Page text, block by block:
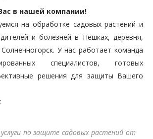
в нашей компании!
на обработке садовых растений и
и болезней в Пешках, деревня,
У нас работает команда
специалистов, готовых
решения для защиты Вашего
услуги по защите садовых растений от